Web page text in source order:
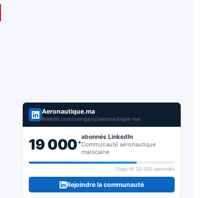
Aeronautique.ma
linkedin.com/company/aeronautique-ma
19 000+
abonnés LinkedIn
Communauté aéronautique
marocaine
Objectif 25 000 abonnés
Rejoindre la communauté